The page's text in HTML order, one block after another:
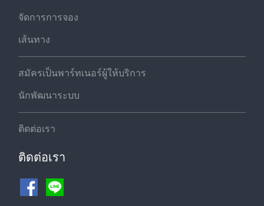
จัดการการจอง
เส้นทาง
สมัครเป็นพาร์ทเนอร์ผู้ให้บริการ
นักพัฒนาระบบ
ติดต่อเรา
ติดต่อเรา